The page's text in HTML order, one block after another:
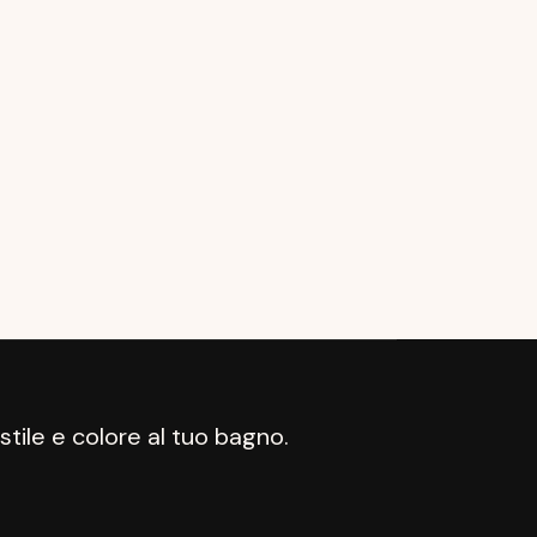
e colore al tuo bagno.